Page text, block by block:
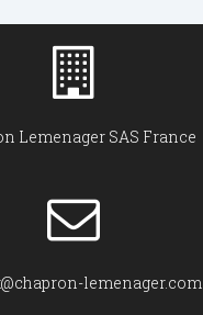
Lemenager SAS France
lemenager.com